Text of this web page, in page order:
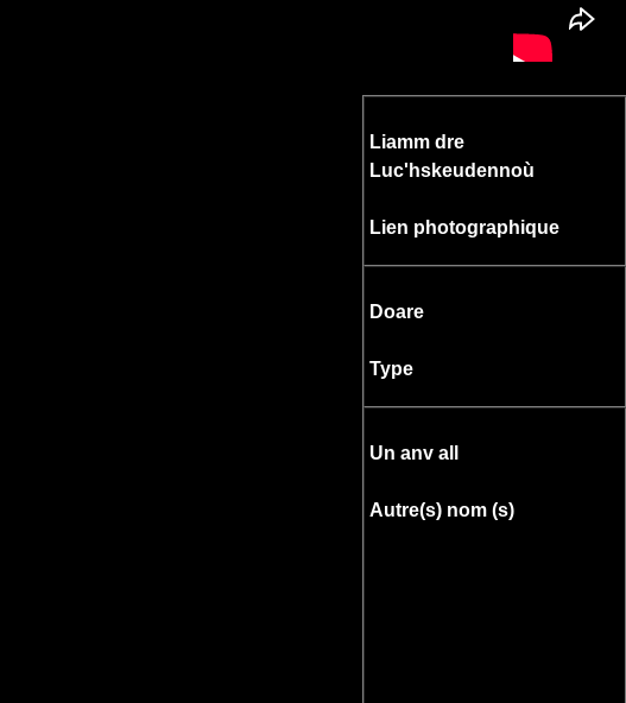
Liamm dre
Luc'hskeudennoù
Lien photographique
Doare
Type
Un anv all
Autre(s) nom (s)